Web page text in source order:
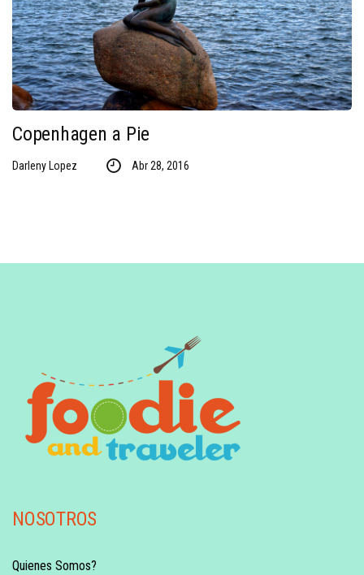
Copenhagen a Pie
Darleny Lopez Abr 28, 2016
NOSOTROS
Quienes Somos?